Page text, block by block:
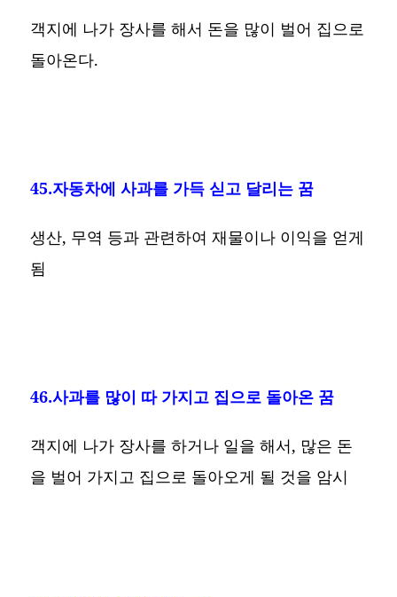
객지에 나가 장사를 해서 돈을 많이 벌어 집으로
돌아온다.
45.자동차에 사과를 가득 싣고 달리는 꿈
생산, 무역 등과 관련하여 재물이나 이익을 얻게
됨
46.사과를 많이 따 가지고 집으로 돌아온 꿈
객지에 나가 장사를 하거나 일을 해서, 많은 돈
을 벌어 가지고 집으로 돌아오게 될 것을 암시